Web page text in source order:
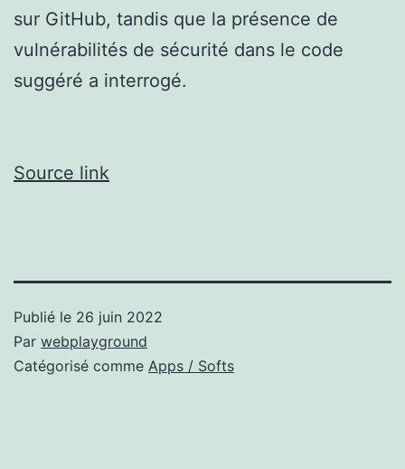
sur GitHub, tandis que la présence de
vulnérabilités de sécurité dans le code
suggéré a interrogé.
Source link
Publié le 26 juin 2022
Par webplayground
Catégorisé comme Apps / Softs